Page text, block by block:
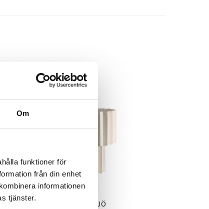
Om
funktioner för
från din enhet
informationen
tjänster.
ÖRSJÖ